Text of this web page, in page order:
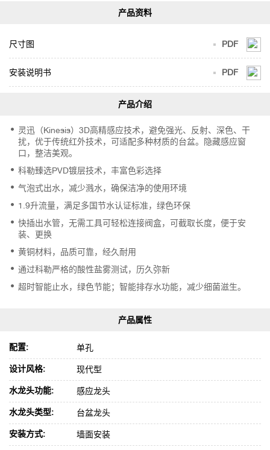
PDF
尺寸图
PDF
安装说明书
灵迅（Kinesis）3D高精感应技术，避免强光、反射、深色、干
扰，优于传统红外技术，可适配多种材质的台盆。隐藏感应窗
口，整洁美观。
科勒臻选PVD镀层技术，丰富色彩选择
气泡式出水，减少溅水，确保洁净的使用环境
1.9升流量，满足多国节水认证标准，绿色环保
快插出水管，无需工具可轻松连接阀盒，可截取长度，便于安
装、更换
黄铜材料，品质可靠，经久耐用
通过科勒严格的酸性盐雾测试，历久弥新
超时智能止水，绿色节能；智能排存水功能，减少细菌滋生。
配置: 单孔
设计风格: 现代型
水龙头功能: 感应龙头
水龙头类型: 台盆龙头
安装方式: 墙面安装